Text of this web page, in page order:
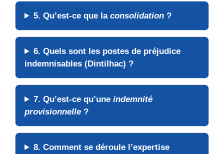
5. Qu’est-ce que laconsolidation ?
6. Quels sont les postes de préjudice
indemnisables (Dintilhac) ?
7. Qu’est-ce qu’uneindemnité
provisionnelle ?
8. Comment se déroule l’expertise